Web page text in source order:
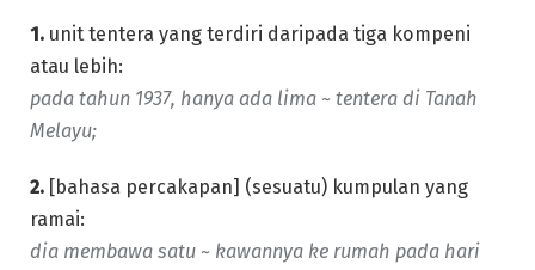
1. unit tentera yang terdiri daripada tiga kompeni
atau lebih:
pada tahun 1937, hanya ada lima ~ tentera di Tanah
Melayu;
2. [bahasa percakapan] (sesuatu) kumpulan yang
ramai:
dia membawa satu ~ kawannya ke rumah pada hari